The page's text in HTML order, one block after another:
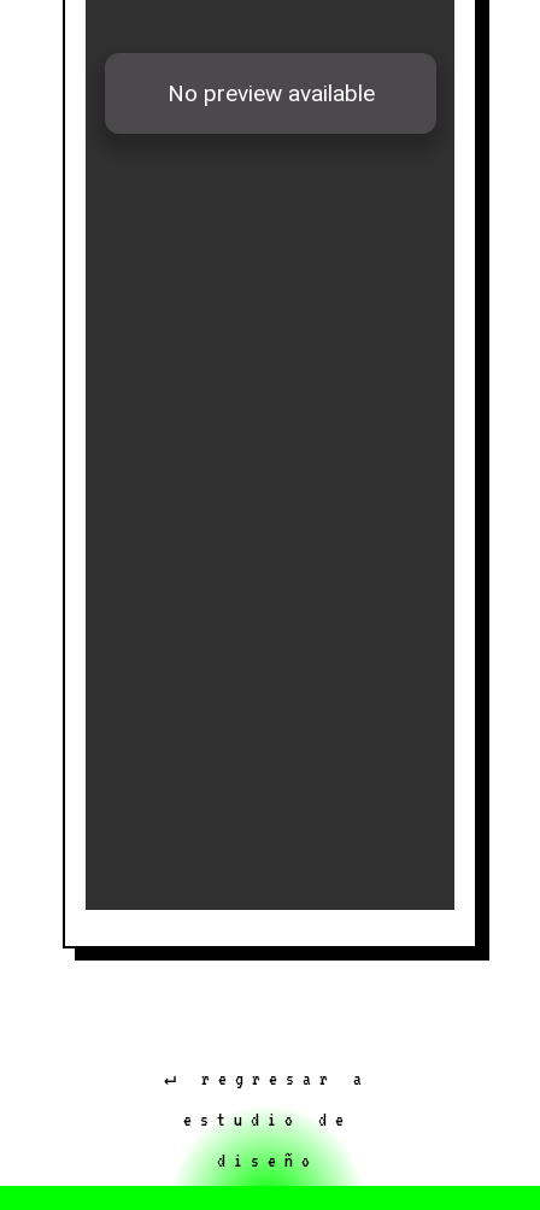
↵ regresar a
estudio de
diseño